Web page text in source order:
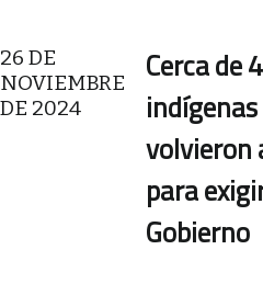
26 DE
NOVIEMBRE
DE 2024
Cerca de
volvieron
para
Gobierno